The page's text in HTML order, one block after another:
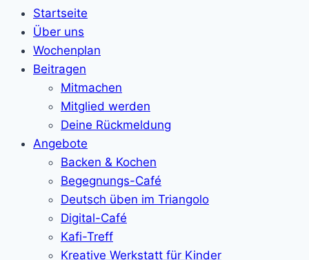
Startseite
Über uns
Wochenplan
Beitragen
Mitmachen
Mitglied werden
Deine Rückmeldung
Angebote
Backen & Kochen
Begegnungs-Café
Deutsch üben im Triangolo
Digital-Café
Kafi-Treff
Kreative Werkstatt für Kinder